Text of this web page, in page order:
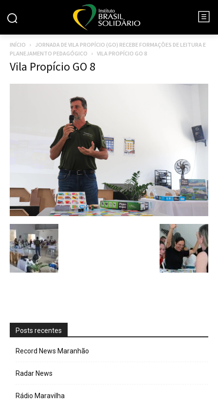
INÍCIO
JORNADA DE VILA PROPÍCIO (GO) RECEBE FORMAÇÕES DE LEITURA E
PLANEJAMENTO PEDAGÓGICO
VILA PROPÍCIO GO 8
Vila Propício GO 8
Posts recentes
Record News Maranhão
Radar News
Rádio Maravilha